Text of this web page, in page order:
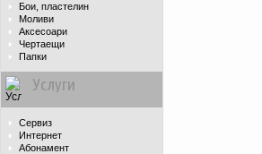
Бои, пластелин
Моливи
Аксесоари
Чертаещи
Папки
Услуги
Сервиз
Интернет
Абонамент